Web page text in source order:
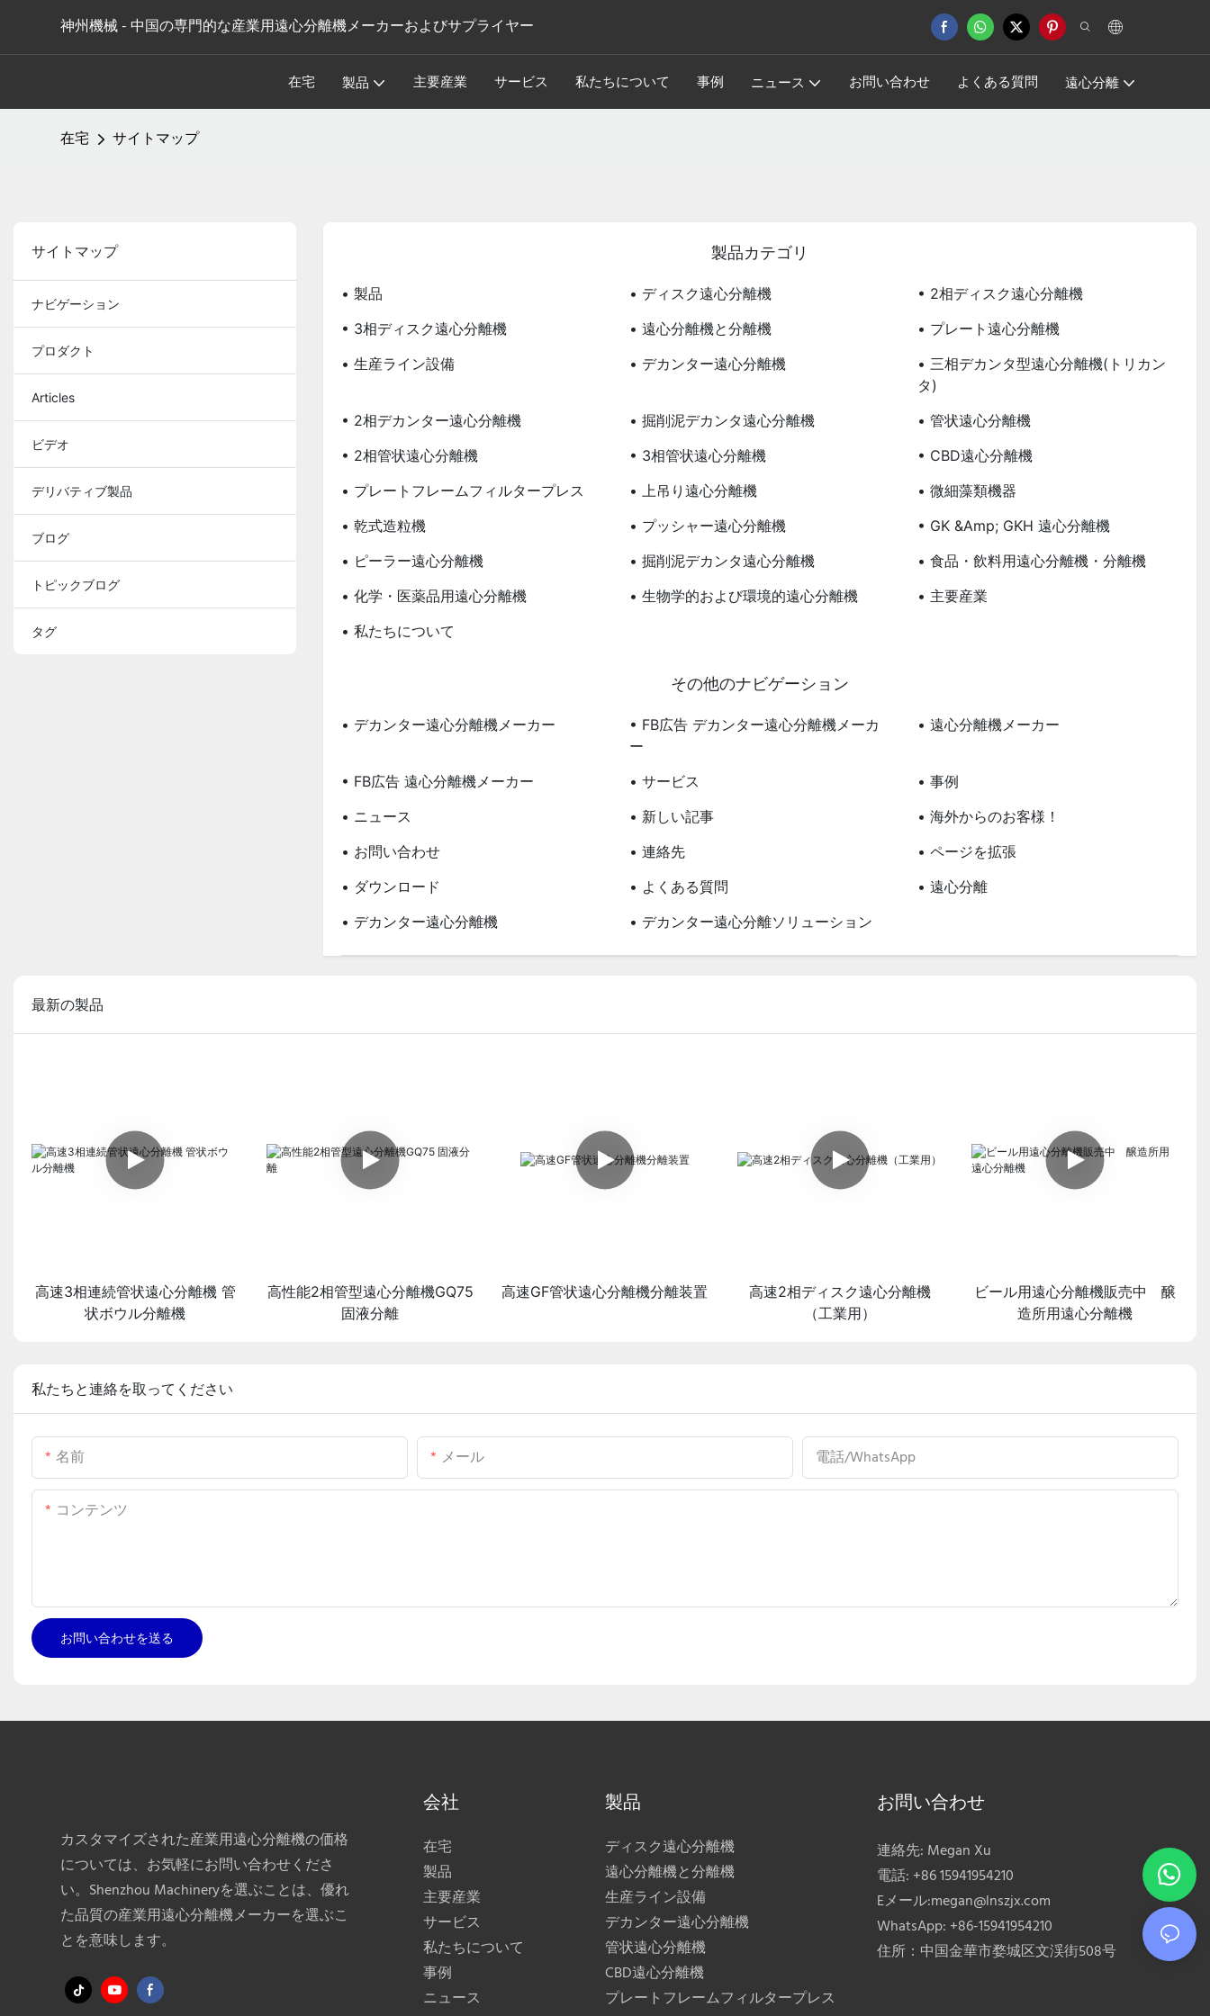
神州機械 - 中国の専門的な産業用遠心分離機メーカーおよびサプライヤー
在宅 製品 主要産業 サービス 私たちについて 事例 ニュース お問い合わせ よくある質問 遠心分離
在宅 サイトマップ
サイトマップ
ナビゲーション
プロダクト
Articles
ビデオ
デリバティブ製品
ブログ
トピックブログ
タグ
製品カテゴリ
• 製品 • ディスク遠心分離機
• 2相ディスク遠心分離機
• 3相ディスク遠心分離機
• 遠心分離機と分離機
• プレート遠心分離機
• 生産ライン設備
• デカンター遠心分離機
• 三相デカンタ型遠心分離機(トリカン
タ)
• 2相デカンター遠心分離機
• 掘削泥デカンタ遠心分離機
• 管状遠心分離機
• 2相管状遠心分離機
• 3相管状遠心分離機
• CBD遠心分離機
• プレートフレームフィルタープレス
• 上吊り遠心分離機
• 微細藻類機器
• 乾式造粒機
• プッシャー遠心分離機
• GK &amp; GKH 遠心分離機
• ピーラー遠心分離機
• 掘削泥デカンタ遠心分離機
• 食品・飲料用遠心分離機・分離機
• 化学・医薬品用遠心分離機
• 生物学的および環境的遠心分離機
• 主要産業
• 私たちについて
その他のナビゲーション
• デカンター遠心分離機メーカー
• FB広告 デカンター遠心分離機メーカ
ー
• 遠心分離機メーカー
• FB広告 遠心分離機メーカー • サービス
• 事例
• ニュース
• 新しい記事
• 海外からのお客様！
• お問い合わせ
• 連絡先
• ページを拡張
• ダウンロード
• よくある質問
• 遠心分離
• デカンター遠心分離機
• デカンター遠心分離ソリューション
最新の製品
高速3相連続管状遠心分離機 管
状ボウル分離機
高性能2相管型遠心分離機GQ75
固液分離
高速GF管状遠心分離機分離装置
高速2相ディスク遠心分離機
（工業用）
ビール用遠心分離機販売中 醸
造所用遠心分離機
私たちと連絡を取ってください
名前 メール 電話/WhatsApp
コンテンツ
お問い合わせを送る
カスタマイズされた産業用遠心分離機の価格
については、お気軽にお問い合わせくださ
い。Shenzhou Machineryを選ぶことは、優れ
た品質の産業用遠心分離機メーカーを選ぶこ
とを意味します。
会社
在宅
製品
主要産業
サービス
私たちについて
事例
ニュース
製品
ディスク遠心分離機
遠心分離機と分離機
生産ライン設備
デカンター遠心分離機
管状遠心分離機
CBD遠心分離機
プレートフレームフィルタープレス
お問い合わせ
連絡先: Megan Xu
電話: +86 15941954210
Eメール:megan@lnszjx.com
WhatsApp: +86-15941954210
住所：中国金華市婺城区文渓街508号